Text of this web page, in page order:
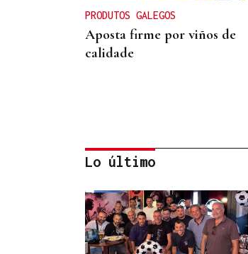
PRODUTOS GALEGOS
Aposta firme por viños de
calidade
ALIANZA
La D.O. Monterrei refuerza
Lo último